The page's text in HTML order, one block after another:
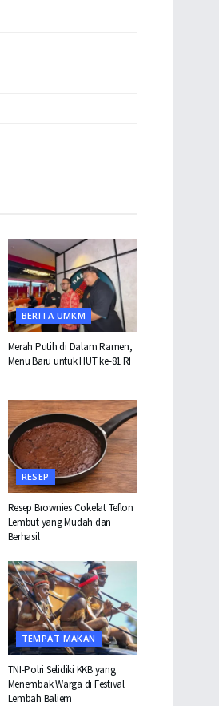
BERITA UMKM
Merah Putih di Dalam Ramen,
Menu Baru untuk HUT ke-81 RI
RESEP
Resep Brownies Cokelat Teflon
Lembut yang Mudah dan
Berhasil
TEMPAT MAKAN
TNI-Polri Selidiki KKB yang
Menembak Warga di Festival
Lembah Baliem